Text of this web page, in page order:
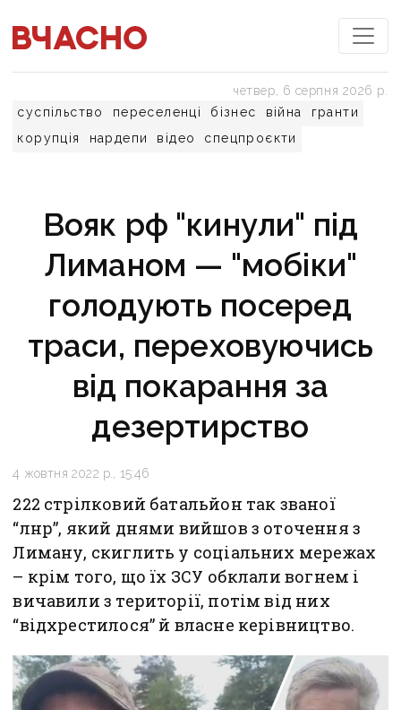
суспільство переселенці бізнес війна
гранти
корупція
нардепи відео спецпроєкти
четвер, 6 серпня 2026 р.
Вояк рф "кинули" під
Лиманом — "мобіки"
голодують посеред
траси, переховуючись
від покарання за
дезертирство
4 жовтня 2022 р., 15:46
222 стрілковий батальйон так званої
“лнр”, який днями вийшов з оточення з
Лиману, скиглить у соціальних мережах
– крім того, що їх ЗСУ обклали вогнем і
вичавили з території, потім від них
“відхрестилося” й власне керівництво.